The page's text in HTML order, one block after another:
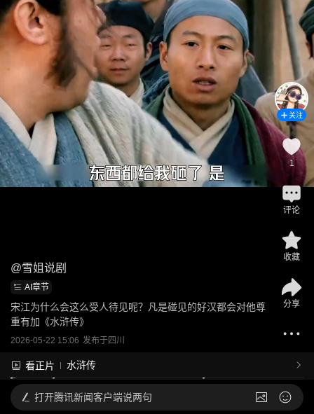
@雪姐说剧
AI章节
宋江为什么会这么受人待见呢？凡是碰见的好汉都会对他尊
重有加《水浒传》
2026-05-22 15:06 发布于四川
看正片 水浒传
关注
1
评论
收藏
分享
打开腾讯新闻客户端说两句